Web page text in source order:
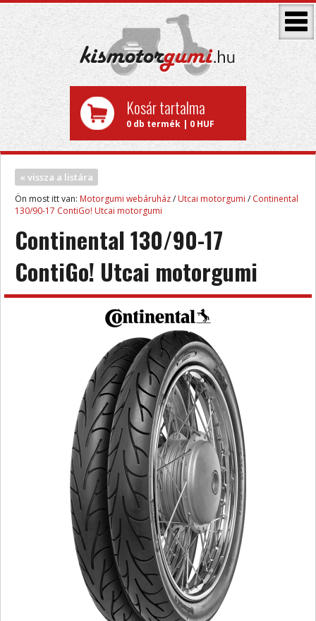
Kosár tartalma
0 db termék | 0 HUF
« vissza a listára
Ön most itt van: Motorgumi webáruház/ Utcai motorgumi / Continental
130/90-17 ContiGo! Utcai motorgumi
Continental 130/90-17
ContiGo! Utcai motorgumi